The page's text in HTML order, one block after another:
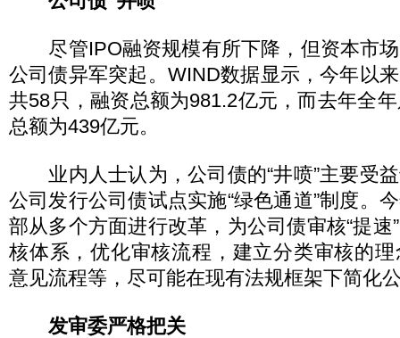
尽管IPO融资规模有所下降，但资本市场
公司债异军突起。WIND数据显示，今年以
共58只，融资总额为981.2亿元，而去年全
总额为439亿元。
业内人士认为，公司债的“井喷”主要受
公司发行公司债试点实施“绿色通道”制度。
部从多个方面进行改革，为公司债审核“提速
核体系，优化审核流程，建立分类审核的
意见流程等，尽可能在现有法规框架下简化
发审委严格把关